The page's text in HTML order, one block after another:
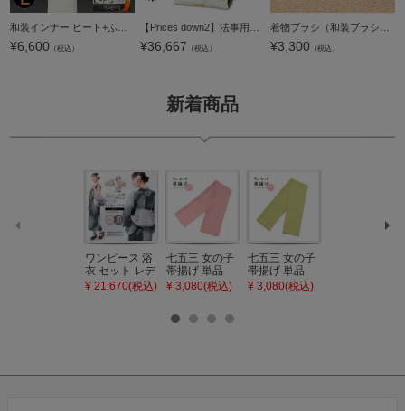
¥6,600 （税込） ¥36,667 （税込） ¥3,300 （税込）
新着商品
ワンピース 浴
衣 セット レデ
ィース 吸水速
乾 ポリエステ
タン・夜の葉
¥ 21,670(税込)
七五三 女の子
帯揚げ 単品
「灰桃色」日
本製 7歳 女児
びあげ 和装 着
【メール便不
¥ 3,080(税込)
七五三 女の子
帯揚げ 単品
「若葉色」日
本製 7歳 女児
【メール便不
¥ 3,080(税込)
【メール便不